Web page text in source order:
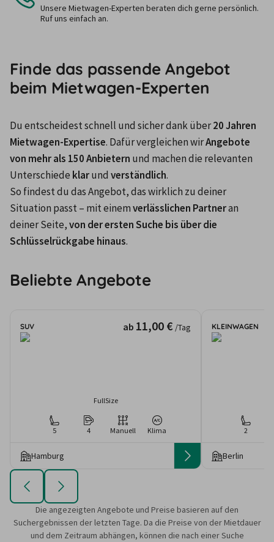
Unsere Mietwagen-Experten beraten dich gerne persönlich.
Ruf uns einfach an.
Finde das passende Angebot
beim Mietwagen-Experten
Du entscheidest schnell und sicher dank über 20 Jahren
Mietwagen-Expertise. Dafür vergleichen wir Angebote
von mehr als 150 Anbietern und machen die relevanten
Unterschiede klar und verständlich.
So findest du das Angebot, das wirklich zu deiner
Situation passt – mit einem verlässlichen Partner an
deiner Seite, von der ersten Suche bis über die
Schlüsselrückgabe hinaus.
Beliebte Angebote
SUV ab 11,00 € /Tag
FullSize
5 4 Manuell Klima
Hamburg
KLEINWAGEN
2
Berlin
Die angezeigten Angebote und Preise basieren auf den
Suchergebnissen der letzten Tage. Da die Preise von der Mietdauer
und dem Zeitraum abhängen, können die nach einer Suche